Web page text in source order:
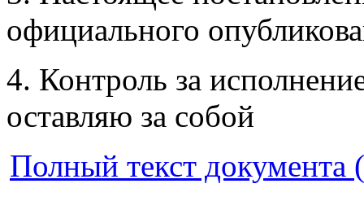
официального
4. Контроль за
оставляю за собой
Полный текст документа